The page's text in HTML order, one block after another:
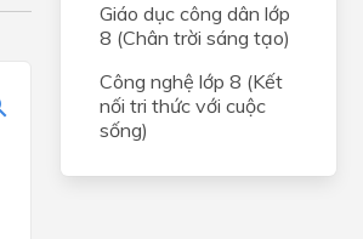
Giáo dục công dân lớp
8 (Chân trời sáng tạo)
Công nghệ lớp 8 (Kết
nối tri thức với cuộc
sống)